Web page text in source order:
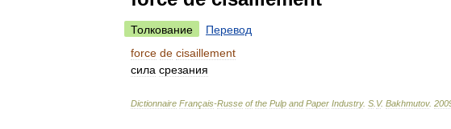
Толкование
Перевод
force de cisaillement
сила срезания
Dictionnaire Français-Russe of the Pulp and Paper Industry. S V. Bakhmutov.